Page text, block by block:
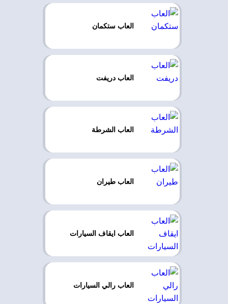
العاب ستكمان
العاب دريفت
العاب الشرطة
العاب طيران
العاب ايقاف السيارات
العاب رالي السيارات